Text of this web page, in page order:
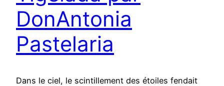
DonAntonia
Pastelaria
Dans le ciel, le scintillement des étoiles fendait